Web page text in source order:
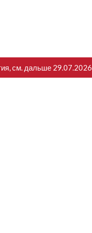
см. дальше 29.07.2026